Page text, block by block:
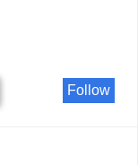
Follow